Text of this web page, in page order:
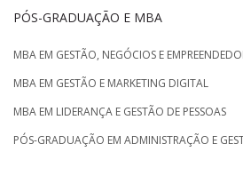
PÓS-GRADUAÇÃO E MBA
MBA EM GESTÃO, NEGÓCIOS E
MBA EM GESTÃO E MARKETING DIGITAL
MBA EM LIDERANÇA E GESTÃO DE PESSOAS
PÓS-GRADUAÇÃO EM ADMINISTRAÇÃO E